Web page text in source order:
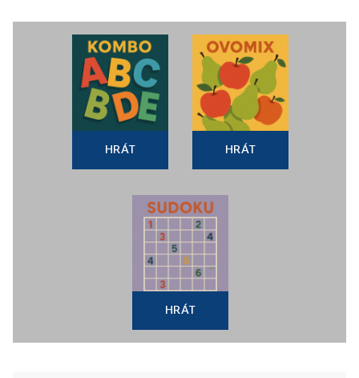
HRÁT HRÁT
HRÁT